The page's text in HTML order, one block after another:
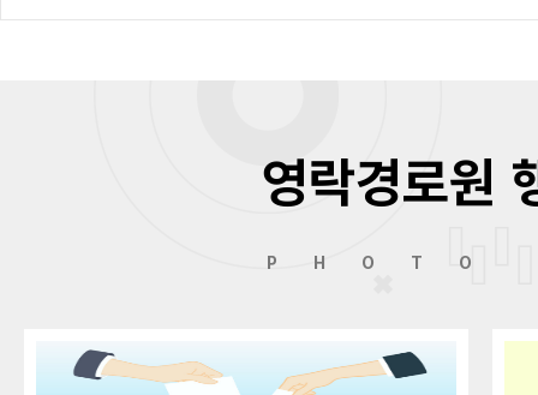
영락경로원
PHOTO